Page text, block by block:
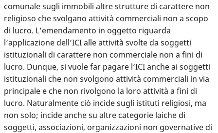
comunale sugli immobili altre strutture di carattere non
religioso che svolgano attività commerciali non a scopo
di lucro. L’emendamento in oggetto riguarda
l’applicazione dell’ICI alle attività svolte da soggetti
istituzionali di carattere non commerciale non a fini di
lucro. Dunque, si vuole far pagare l’ICI anche ai soggetti
istituzionali che non svolgono attività commerciali in via
principale e che non rivolgono la loro attività a fini di
lucro. Naturalmente ciò incide sugli istituti religiosi, ma
non solo; incide anche su altre categorie laiche di
soggetti, associazioni, organizzazioni non governative di